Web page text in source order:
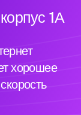
1А
хорошее